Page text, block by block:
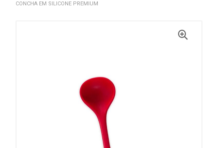
CONCHA EM SILICONE PREMIUM